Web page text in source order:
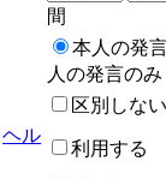
間
本人の発
人の発言のみ
区別しない
ヘル
利用する